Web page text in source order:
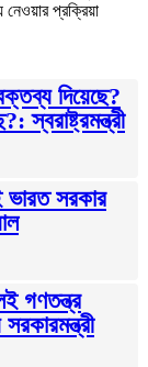
প্রক্রিয়া
দিয়েছে?
স্বরাষ্ট্রমন্ত্রী
ভারত সরকার
গণতন্ত্র